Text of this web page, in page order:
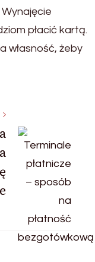
płacić kartą.
własność, żeby